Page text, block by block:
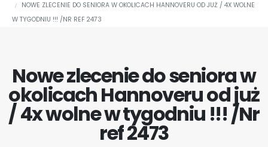
NOWE ZLECENIE DO SENIORA W OKOLICACH HANNOVERU OD JUŻ / 4X WOLNE
W TYGODNIU !!! /NR REF 2473
Nowe zlecenie do seniora w
okolicach Hannoveru od już
/ 4x wolne w tygodniu !!! /Nr
ref 2473